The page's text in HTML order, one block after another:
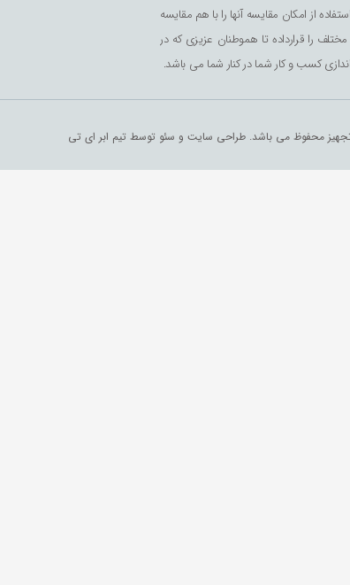
از امکان مقایسه آنها را با هم مقایسه
را قرارداده تا هموطنان عزیزی که در
کسب و کار شما در کنار شما می باشد.
محفوظ می باشد. طراحی سایت و سئو توسط تیم ابر ای تی